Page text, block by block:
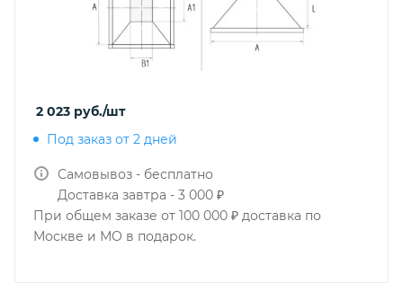
2 023 руб./шт
Под заказ от 2 дней
Самовывоз - бесплатно
Доставка завтра - 3 000 ₽
При общем заказе от 100 000 ₽ доставка по
Москве и МО в подарок.